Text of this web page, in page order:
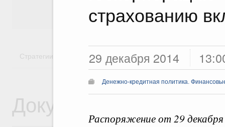
страхованию
29 декабря 2014
Денежно-кредитная политика.
Распоряжение от 29
Государство
Стратегии Государственные программы
Документы